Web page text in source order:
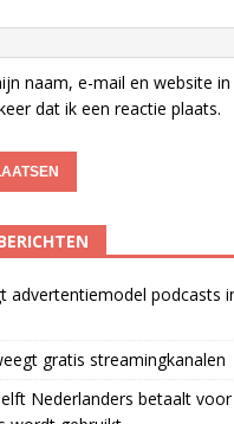
naam, e-mail en website
dat ik een reactie plaats.
advertentiemodel podcasts
gratis streamingkanalen
Nederlanders betaalt